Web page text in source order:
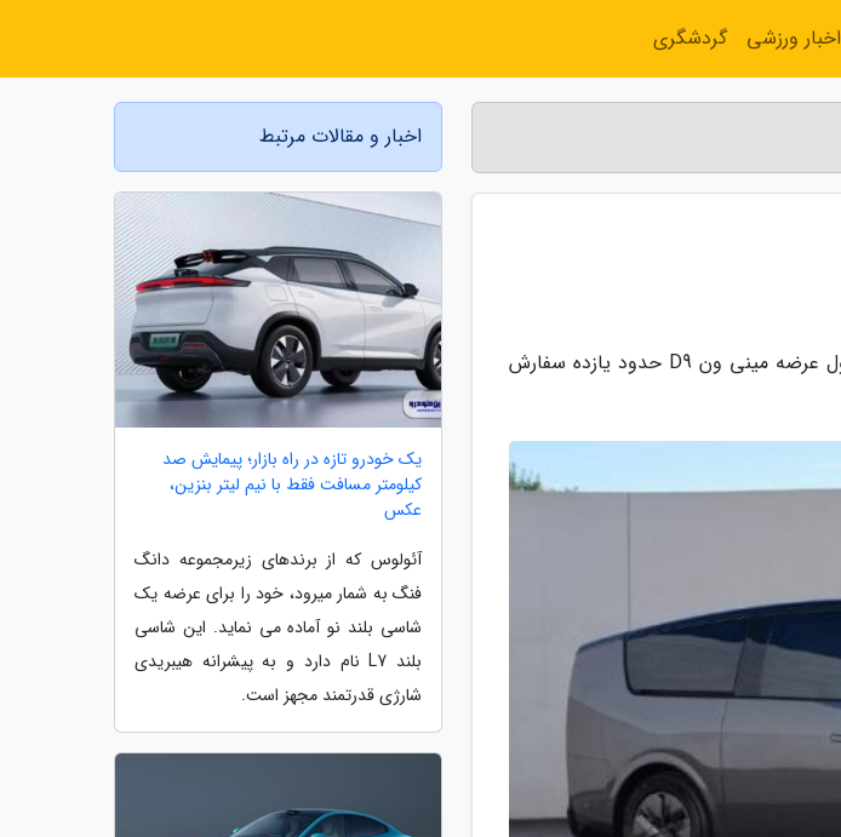
به گزارش کنفرانس هکا، شرکت دنزا متعلق به BYD چین بیان کرد در 12 ساعت اول عرضه مینی ون D9 حدود یازده سفارش
اخبار و مقالات مرتبط
یک خودرو تازه در راه بازار؛ پیمایش صد
کیلومتر مسافت فقط با نیم لیتر بنزین،
عکس
آئولوس که از برندهای زیرمجموعه دانگ
فنگ به شمار میرود، خود را برای عرضه یک
شاسی بلند نو آماده می نماید. این شاسی
بلند L7 نام دارد و به پیشرانه هیبریدی
شارژی قدرتمند مجهز است.
اخبار ورزشی گردشگری